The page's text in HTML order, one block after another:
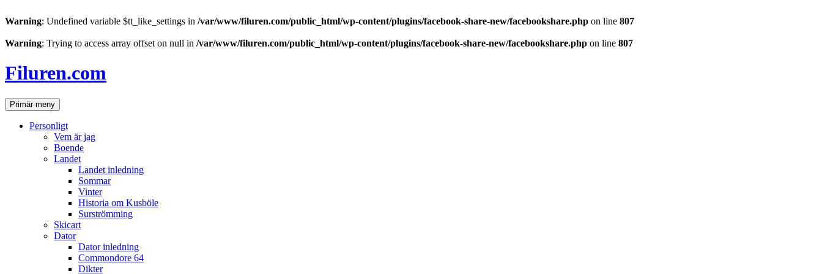
Warning: Undefined variable $tt_like_settings in /var/www/filuren.com/public_html/wp-content/plugins/facebook-share-new/facebookshare.php on line 807
Warning: Trying to access array offset on null in /var/www/filuren.com/public_html/wp-content/plugins/facebook-share-new/facebookshare.php on line 807
till
innehåll
Filuren.com
SökPrimär meny
Personligt
Vem är jag
Boende
Landet
Landet inledning
Sommar
Vinter
Historia om Kusböle
Surströmming
Skicart
Dator
Dator inledning
Commondore 64
Dikter